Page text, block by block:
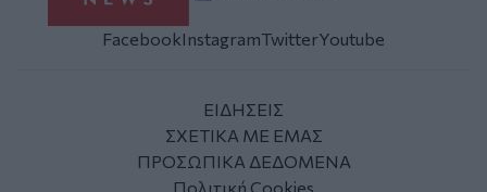
FacebookInstagramTwitterYoutube
ΕΙΔΗΣΕΙΣ
ΣΧΕΤΙΚΑ ΜΕ ΕΜΑΣ
ΠΡΟΣΩΠΙΚΑ ΔΕΔΟΜΕΝΑ
Πολιτική Cookies